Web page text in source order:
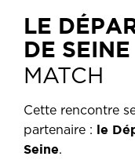
LE
DE SEINE
MATCH
Cette rencontre
partenaire : le
Seine.